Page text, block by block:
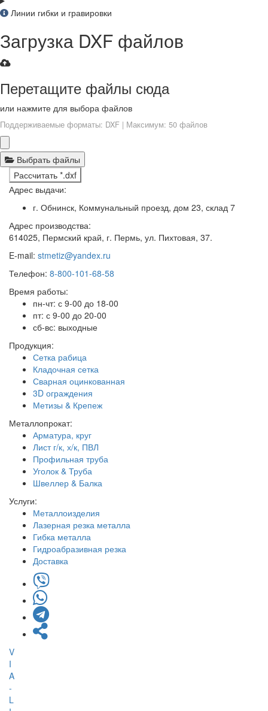
Линии гибки и гравировки
Загрузка DXF файлов
Перетащите файлы сюда
или нажмите для выбора файлов
Поддерживаемые форматы: DXF | Максимум: 50 файлов
Выбрать файлы
Рассчитать *.dxf
Адрес выдачи:
г. Обнинск, Коммунальный проезд, дом 23, склад 7
Адрес производства:
614025, Пермский край, г. Пермь, ул. Пихтовая, 37.
E-mail: stmetiz@yandex.ru
Телефон: 8-800-101-68-58
Время работы:
пн-чт: с 9-00 до 18-00
пт: с 9-00 до 20-00
сб-вс: выходные
Продукция:
Сетка рабица
Кладочная сетка
Сварная оцинкованная
3D ограждения
Метизы & Крепеж
Металлопрокат:
Арматура, круг
Лист г/к, х/к, ПВЛ
Профильная труба
Уголок & Труба
Швеллер & Балка
Услуги:
Металлоизделия
Лазерная резка металла
Гибка металла
Гидроабразивная резка
Доставка
V
I
A
-
L